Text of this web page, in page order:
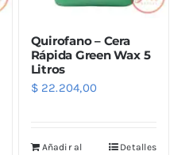
Quirofano – Cera
Rápida Green Wax 5
Litros
$22.204,00
Añadir al
Detalles